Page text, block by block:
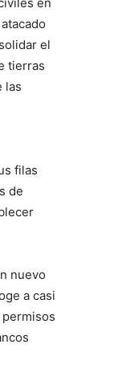
el
tierras
las
filas
de
nuevo
a casi